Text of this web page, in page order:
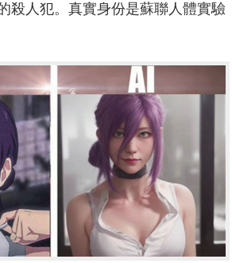
殺人犯。真實身份是蘇聯人體實驗